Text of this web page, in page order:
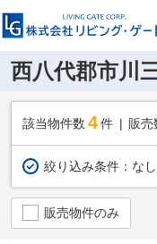
西八代郡市川
該当物件数 4件 販売
絞り込み条件： なし
販売物件のみ